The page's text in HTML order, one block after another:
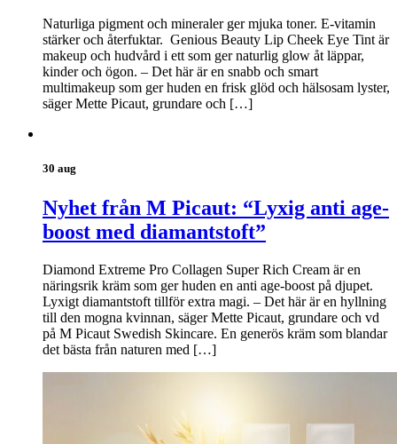
Naturliga pigment och mineraler ger mjuka toner. E-vitamin
stärker och återfuktar. Genious Beauty Lip Cheek Eye Tint är
makeup och hudvård i ett som ger naturlig glow åt läppar,
kinder och ögon. – Det här är en snabb och smart
multimakeup som ger huden en frisk glöd och hälsosam lyster,
säger Mette Picaut, grundare och […]
30 aug
Nyhet från M Picaut: “Lyxig anti age-
boost med diamantstoft”
Diamond Extreme Pro Collagen Super Rich Cream är en
näringsrik kräm som ger huden en anti age-boost på djupet.
Lyxigt diamantstoft tillför extra magi. – Det här är en hyllning
till den mogna kvinnan, säger Mette Picaut, grundare och vd
på M Picaut Swedish Skincare. En generös kräm som blandar
det bästa från naturen med […]